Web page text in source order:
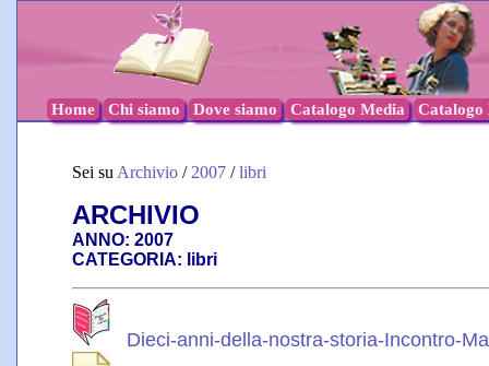
Home Chi siamo Dove siamo Catalogo Media Catalogo
Sei su Archivio / 2007 /libri
ARCHIVIO
ANNO: 2007
CATEGORIA: libri
Dieci-anni-della-nostra-storia-Incontro-